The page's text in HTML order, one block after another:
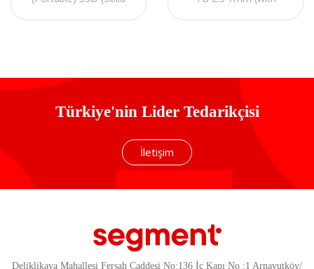
(Solid State Disk)
Türkiye'nin Lider Tedarikçisi
İletişim
Deliklikaya Mahallesi Fersah Caddesi No:136 İç Kapı No :1 Arnavutköy/